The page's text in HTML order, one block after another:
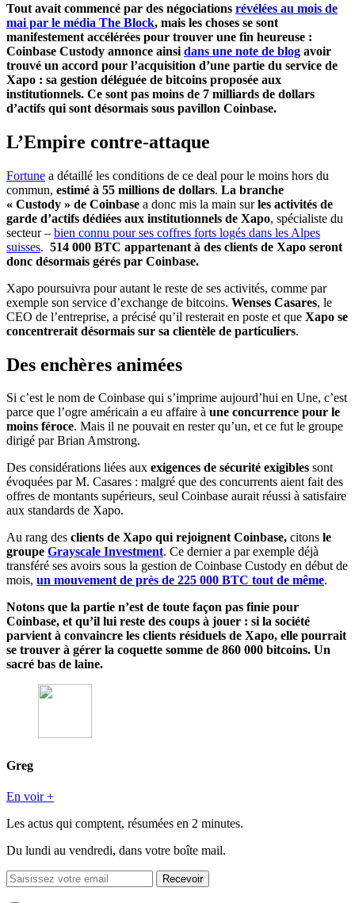
Tout avait commencé par des négociations révélées au mois de
mai par le média The Block, mais les choses se sont
manifestement accélérées pour trouver une fin heureuse :
Coinbase Custody annonce ainsi dans une note de blog avoir
trouvé un accord pour l’acquisition d’une partie du service de
Xapo : sa gestion déléguée de bitcoins proposée aux
institutionnels. Ce sont pas moins de 7 milliards de dollars
d’actifs qui sont désormais sous pavillon Coinbase.
L’Empire contre-attaque
Fortune a détaillé les conditions de ce deal pour le moins hors du
commun, estimé à 55 millions de dollars. La branche
« Custody » de Coinbase a donc mis la main surles activités de
garde d’actifs dédiées aux institutionnels de Xapo, spécialiste du
secteur – bien connu pour ses coffres forts logés dans les Alpes
suisses. 514 000 BTC appartenant à des clients de Xapo seront
donc désormais gérés par Coinbase.
Xapo poursuivra pour autant le reste de ses activités, comme par
exemple son service d’exchange de bitcoins. Wenses Casares, le
CEO de l’entreprise, a précisé qu’il resterait en poste et que Xapo se
concentrerait désormais sur sa clientèle de particuliers.
Des enchères animées
Si c’est le nom de Coinbase qui s’imprime aujourd’hui en Une, c’est
parce que l’ogre américain a eu affaire à une concurrence pour le
moins féroce. Mais il ne pouvait en rester qu’un, et ce fut le groupe
dirigé par Brian Amstrong.
Des considérations liées aux exigences de sécurité exigibles sont
évoquées par M. Casares : malgré que des concurrents aient fait des
offres de montants supérieurs, seul Coinbase aurait réussi à satisfaire
aux standards de Xapo.
Au rang des clients de Xapo qui rejoignent Coinbase, citons le
groupe Grayscale Investment. Ce dernier a par exemple déjà
transféré ses avoirs sous la gestion de Coinbase Custody en début de
mois, un mouvement de près de 225 000 BTC tout de même.
Notons que la partie n’est de toute façon pas finie pour
Coinbase, et qu’il lui reste des coups à jouer : si la société
parvient à convaincre les clients résiduels de Xapo, elle pourrait
se trouver à gérer la coquette somme de 860 000 bitcoins. Un
sacré bas de laine.
Greg
En voir +
Les actus qui comptent, résumées en 2 minutes.
Du lundi au vendredi, dans votre boîte mail.
Recevoir